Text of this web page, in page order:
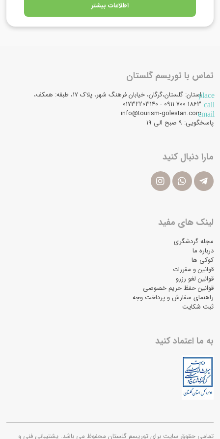
اطلاعات بیشتر
تماس با توریسم گلستان
placeاستان: گلستان،گرگان، خیابان فرهنگ شهر، پلاک 17، طبقه: همکف،
call
email
info@tourism-golestan.com
پاسخگویی: ۹ صبح الی 19
مارا دنبال کنید
لینک های مفید
مجله گردشگری
درباره ما
کوکی ها
قوانین و مقررات
قوانین لغو رزرو
قوانین حفظ حریم خصوصی
راهنمای سفارش و پرداخت وجه
ثبت شکایت
به ما اعتماد کنید
تمامی حقوق سایت برای توریسم گلستان محفوظ می باشد. پشتیبانی فنی و